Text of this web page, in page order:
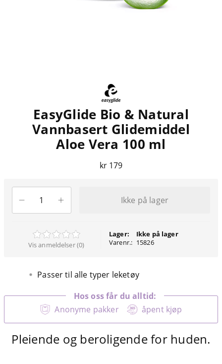
EasyGlide Bio & Natural
Vannbasert Glidemiddel
Aloe Vera 100 ml
kr 179
Ikke på lager
Vis anmeldelser (0)
Lager:
Varenr.:
Ikke på lager
15826
Passer til alle typer leketøy
Anonyme pakker åpent kjøp
Hos oss får du alltid:
Pleiende og beroligende for huden.